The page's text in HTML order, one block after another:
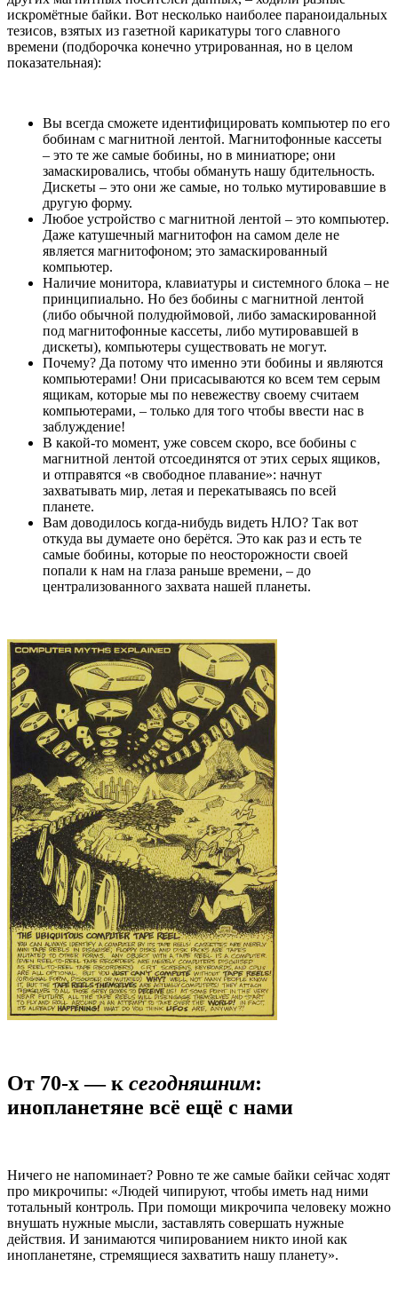
искромётные байки. Вот несколько наиболее параноидальных
тезисов, взятых из газетной карикатуры того славного
времени (подборочка конечно утрированная, но в целом
показательная):
Вы всегда сможете идентифицировать компьютер по его
бобинам с магнитной лентой. Магнитофонные кассеты
– это те же самые бобины, но в миниатюре; они
замаскировались, чтобы обмануть нашу бдительность.
Дискеты – это они же самые, но только мутировавшие в
другую форму.
Любое устройство с магнитной лентой – это компьютер.
Даже катушечный магнитофон на самом деле не
является магнитофоном; это замаскированный
компьютер.
Наличие монитора, клавиатуры и системного блока – не
принципиально. Но без бобины с магнитной лентой
(либо обычной полудюймовой, либо замаскированной
под магнитофонные кассеты, либо мутировавшей в
дискеты), компьютеры существовать не могут.
Почему? Да потому что именно эти бобины и являются
компьютерами! Они присасываются ко всем тем серым
ящикам, которые мы по невежеству своему считаем
компьютерами, – только для того чтобы ввести нас в
заблуждение!
В какой-то момент, уже совсем скоро, все бобины с
магнитной лентой отсоединятся от этих серых ящиков,
и отправятся «в свободное плавание»: начнут
захватывать мир, летая и перекатываясь по всей
планете.
Вам доводилось когда-нибудь видеть НЛО? Так вот
откуда вы думаете оно берётся. Это как раз и есть те
самые бобины, которые по неосторожности своей
попали к нам на глаза раньше времени, – до
централизованного захвата нашей планеты.
От 70-х — к сегодняшним:
инопланетяне всё ещё с нами
Ничего не напоминает? Ровно те же самые байки сейчас ходят
про микрочипы: «Людей чипируют, чтобы иметь над ними
тотальный контроль. При помощи микрочипа человеку можно
внушать нужные мысли, заставлять совершать нужные
действия. И занимаются чипированием никто иной как
инопланетяне, стремящиеся захватить нашу планету».